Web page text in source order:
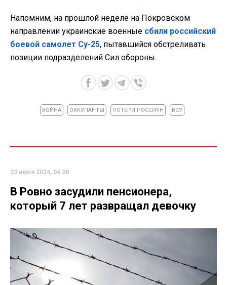
Напомним, на прошлой неделе на Покровском
направлении украинские военные сбили российский
боевой самолет Су-25, пытавшийся обстреливать
позиции подразделений Сил обороны.
ВОЙНА ОККУПАНТЫ ПОТЕРИ РОССИЯН ВСУ
23 июля 2024, 04:28
В Ровно засудили пенсионера,
который 7 лет развращал девочку